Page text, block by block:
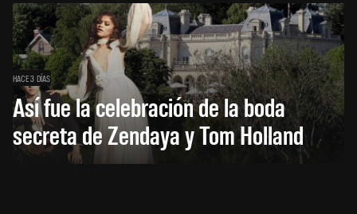
HACE 3 DÍAS
Así fue la celebración de la boda
secreta de Zendaya y Tom Holland